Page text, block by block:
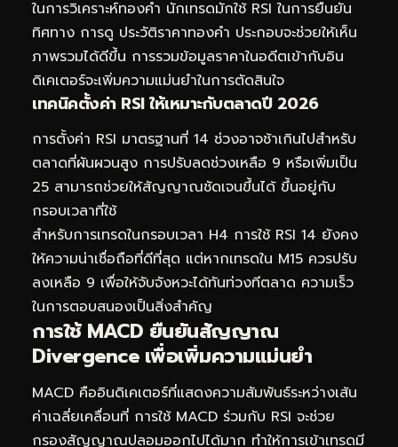
ในการวิเคราะห์ทองคำ นักเทรดมักใช้ RSI ในการยืนยัน
ทิศทาง การดู ประวัติราคาทองคำ ประกอบจะช่วยให้เห็น
ภาพรวมได้ดีขึ้น การรวมข้อมูลราคาในอดีตเข้ากับอิน
ดิเคเตอร์จะเพิ่มความแม่นยำในการตัดสินใจ
เทคนิคตั้งค่า RSI ให้เหมาะกับตลาดปี 2026
การตั้งค่า RSI มาตรฐานที่ 14 ช่วงอาจช้าเกินไปสำหรับ
ตลาดที่ผันผวนสูง การปรับลดช่วงเหลือ 9 หรือเพิ่มเป็น
25 สามารถช่วยให้สัญญาณชัดเจนขึ้นได้ ขึ้นอยู่กับ
กรอบเวลาที่ใช้
สำหรับการเทรดในกรอบเวลา H4 การใช้ RSI 14 ยังคง
ให้ความน่าเชื่อถือที่ดีที่สุด แต่หากเทรดใน M15 ควรปรับ
ลงเหลือ 9 เพื่อให้จับจังหวะได้ทันท่วงทีตลาด ความเร็ว
ในการตอบสนองเป็นสิ่งสำคัญ
การใช้ MACD ยืนยันสัญญาณ
Divergence เพื่อเพิ่มความแม่นยำ
MACD คืออินดิเคเตอร์ที่แสดงความสัมพันธ์ระหว่างเส้น
ค่าเฉลี่ยเคลื่อนที่ การใช้ MACD ร่วมกับ RSI จะช่วย
กรองสัญญาณปลอมออกไปได้มาก ทำให้การเข้าเทรดมี